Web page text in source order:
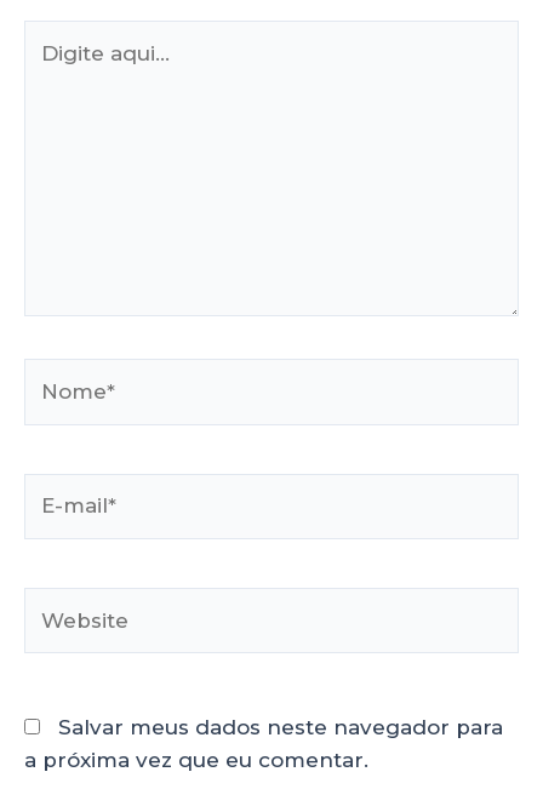
Salvar meus dados neste navegador para
a próxima vez que eu comentar.